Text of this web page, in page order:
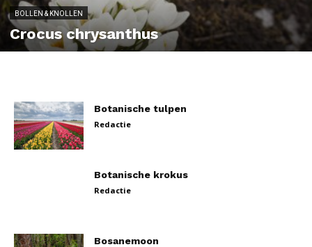
BOLLEN & KNOLLEN
Crocus chrysanthus
Botanische tulpen
Redactie
Botanische krokus
Redactie
Bosanemoon